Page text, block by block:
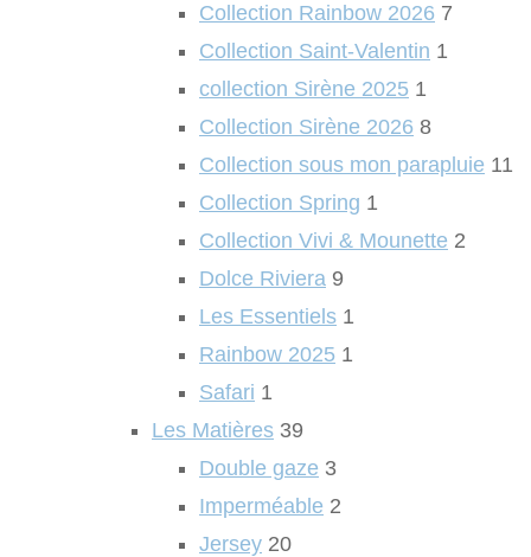
Collection Rainbow 2026 7
Collection Saint-Valentin 1
collection Sirène 2025 1
Collection Sirène 2026 8
Collection sous mon parapluie 11
Collection Spring 1
Collection Vivi & Mounette 2
Dolce Riviera 9
Les Essentiels 1
Rainbow 2025 1
Safari 1
Les Matières 39
Double gaze 3
Imperméable 2
Jersey 20